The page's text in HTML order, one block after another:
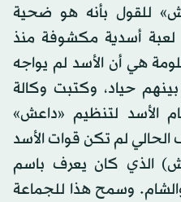
للقول بأنه هو ضحية
لعبة أسدية مكشوفة منذ
هي أن الأسد لم يواجه
حياد، وكتبت وكالة
الأسد لتنظيم «داعش»
لم تكن قوات الأسد
الذي كان يعرف باسم
والشام. وسمح هذا للجماعة